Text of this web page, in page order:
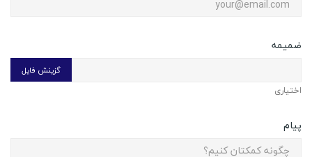
ضمیمه
گزینش فایل
اختیاری
پیام